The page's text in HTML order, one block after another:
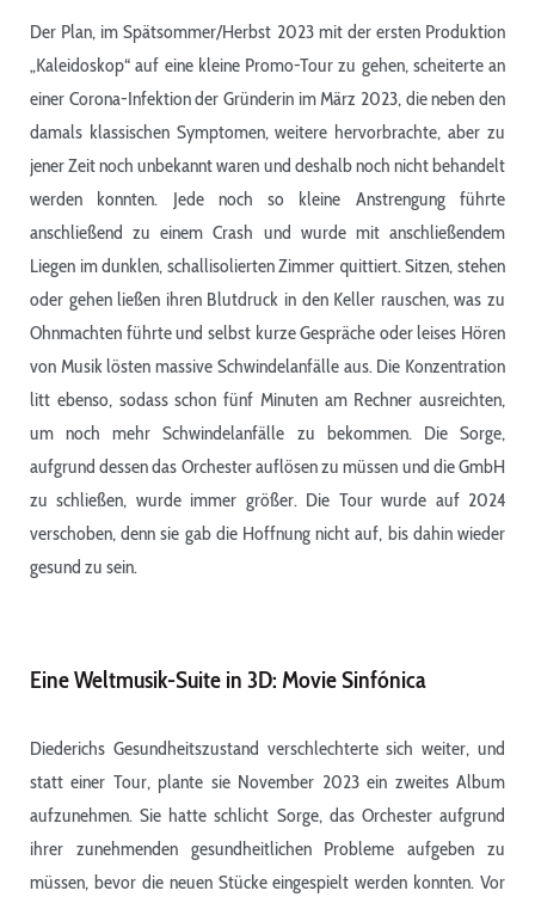
Der Plan, im Spätsommer/Herbst 2023 mit der ersten Produktion
„Kaleidoskop“ auf eine kleine Promo-Tour zu gehen, scheiterte an
einer Corona-Infektion der Gründerin im März 2023, die neben den
damals klassischen Symptomen, weitere hervorbrachte, aber zu
jener Zeit noch unbekannt waren und deshalb noch nicht behandelt
werden konnten. Jede noch so kleine Anstrengung führte
anschließend zu einem Crash und wurde mit anschließendem
Liegen im dunklen, schallisolierten Zimmer quittiert. Sitzen, stehen
oder gehen ließen ihren Blutdruck in den Keller rauschen, was zu
Ohnmachten führte und selbst kurze Gespräche oder leises Hören
von Musik lösten massive Schwindelanfälle aus. Die Konzentration
litt ebenso, sodass schon fünf Minuten am Rechner ausreichten,
um noch mehr Schwindelanfälle zu bekommen. Die Sorge,
aufgrund dessen das Orchester auflösen zu müssen und die GmbH
zu schließen, wurde immer größer. Die Tour wurde auf 2024
verschoben, denn sie gab die Hoffnung nicht auf, bis dahin wieder
gesund zu sein.
Eine Weltmusik-Suite in 3D: Movie Sinfónica
Diederichs Gesundheitszustand verschlechterte sich weiter, und
statt einer Tour, plante sie November 2023 ein zweites Album
aufzunehmen. Sie hatte schlicht Sorge, das Orchester aufgrund
ihrer zunehmenden gesundheitlichen Probleme aufgeben zu
müssen, bevor die neuen Stücke eingespielt werden konnten. Vor